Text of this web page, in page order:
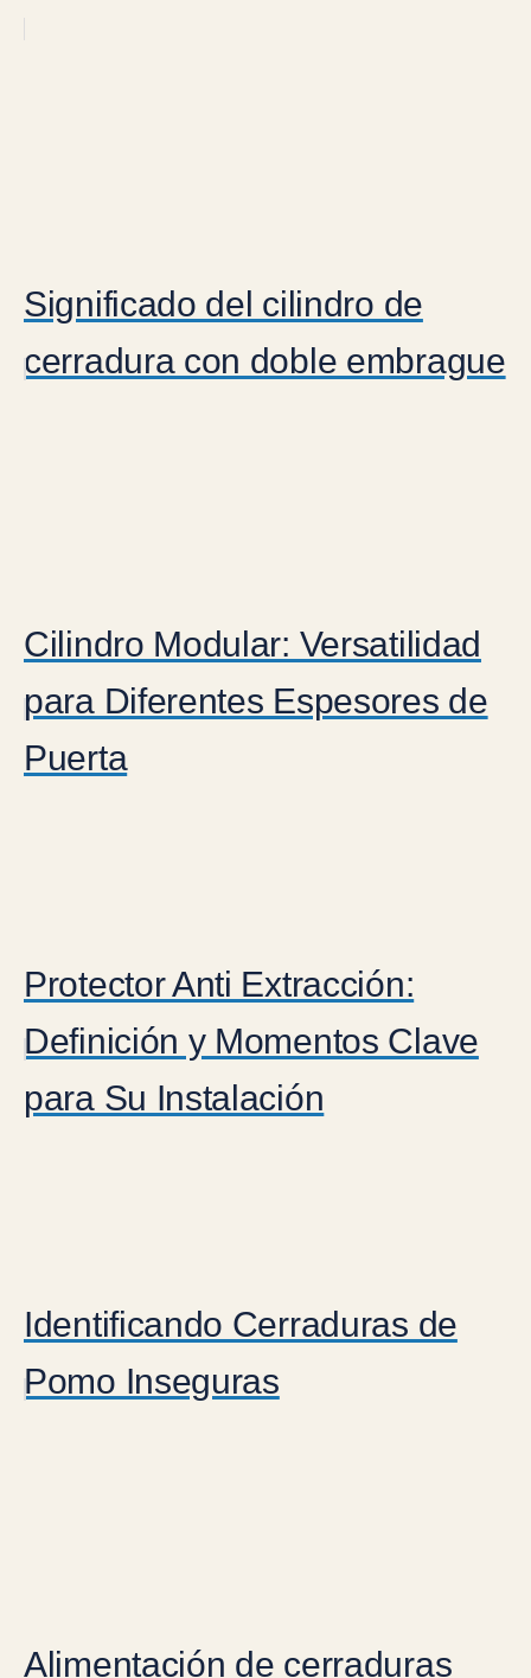
Significado del cilindro de
cerradura con doble embrague
Cilindro Modular: Versatilidad
para Diferentes Espesores de
Puerta
Protector Anti Extracción:
Definición y Momentos Clave
para Su Instalación
Identificando Cerraduras de
Pomo Inseguras
Alimentación de cerraduras